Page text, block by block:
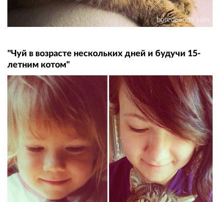
"Чуй в возрасте нескольких дней и будучи 15-
летним котом"